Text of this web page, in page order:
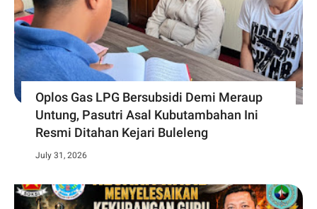
Oplos Gas LPG Bersubsidi Demi Meraup
Untung, Pasutri Asal Kubutambahan Ini
Resmi Ditahan Kejari Buleleng
July 31, 2026